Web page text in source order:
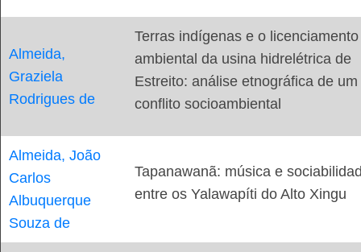
Almeida,
Graziela
Rodrigues de
Terras indígenas e o licenciamento
ambiental da usina hidrelétrica de
Estreito: análise etnográfica de um
conflito socioambiental
Almeida, João
Carlos
Albuquerque
Souza de
Tapanawanã: música e
entre os Yalawapíti do Alto Xingu